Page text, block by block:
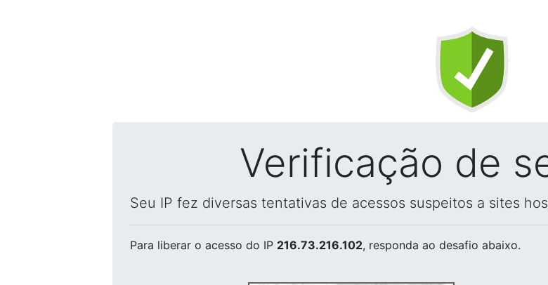
Verificação de
Seu IP fez diversas tentativas de acessos suspeitos a sites
Para liberar o acesso do IP 216.73.216.102, responda ao desafio abaixo.